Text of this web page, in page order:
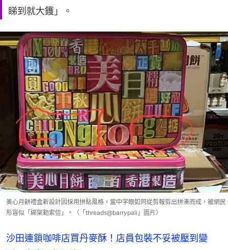
睇到就大鑊」。
美心月餅禮盒新設計因採用拼貼風格，當中字眼如同從剪報剪出拼湊而成，被網民
形容似「綁架勒索信」。（「threads@barrypali」圖片）
沙田連鎖咖啡店買丹麥酥！店員包裝不妥被壓到變